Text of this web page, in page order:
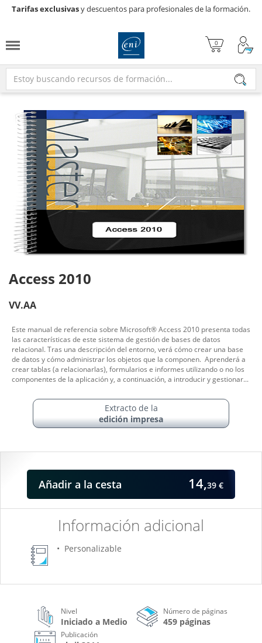
Tarifas exclusivasy descuentos para profesionales de la formación.

Access 2010
VV.AA
Información adicional
Personalizable
Añadir a la cesta 14,39 €
Este manual de referencia sobre Microsoft® Access 2010 presenta todas
las características de este sistema de gestión de bases de datos
relacional. Tras una descripción del entorno, verá cómo crear una base
de datos y cómo administrar los objetos que la componen. Aprenderá a
crear tablas (a relacionarlas), formularios e informes utilizando o no los
componentes de la aplicación y, a continuación, a introducir y gestionar...
Extracto de la
edición impresa
Nivel
Iniciado a Medio
Número de páginas
459 páginas
Publicación